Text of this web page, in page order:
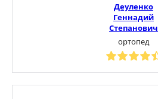
Деуленко
Геннадий
Степанович
ортопед